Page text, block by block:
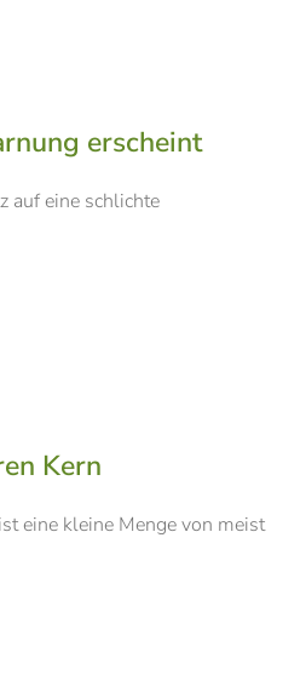
erscheint
auf eine schlichte
Kern
eine kleine Menge von meist